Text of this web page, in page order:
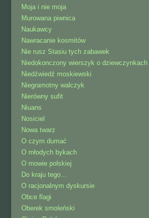
Moja i nie moja
Murowana piwnica
Naukawcy
Nawracanie kosmitów
Nie rusz Stasiu tych zabawek
Niedokonczony wierszyk o
Niedźwiedź moskiewski
Niegramotny walczyk
Nierówny sufit
Niuans
Nosiciel
Nowa twarz
O czym dumać
O młodych bykach
O mowie polskiej
Do kraju tego…
O racjonalnym dyskursie
Obce flagi
Oberek smoleński